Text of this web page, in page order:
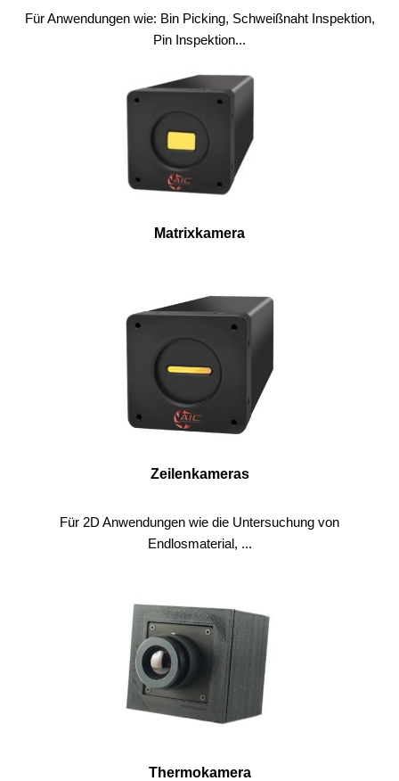
Für Anwendungen wie: Bin Picking, Schweißnaht Inspektion,
Pin Inspektion...
Matrixkamera
Zeilenkameras
Für 2D Anwendungen wie die Untersuchung von
Endlosmaterial, ...
Thermokamera